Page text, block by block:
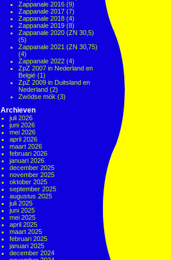
Zappanale 2016 (9)
Zappanale 2017 (7)
Zappanale 2018 (4)
Zappanale 2019 (8)
Zappanale 2020 (ZN 30,5)
(5)
Zappanale 2021 (ZN 30,75)
(4)
Zappanale 2022 (4)
ZpZ 2007 in Nederland en
België (1)
ZpZ 2009 in Duitsland en
Nederland (2)
Zwödse mök (3)
Archieven
juli 2026
juni 2026
mei 2026
april 2026
maart 2026
februari 2026
januari 2026
december 2025
november 2025
oktober 2025
september 2025
augustus 2025
juli 2025
juni 2025
mei 2025
april 2025
maart 2025
februari 2025
januari 2025
december 2024